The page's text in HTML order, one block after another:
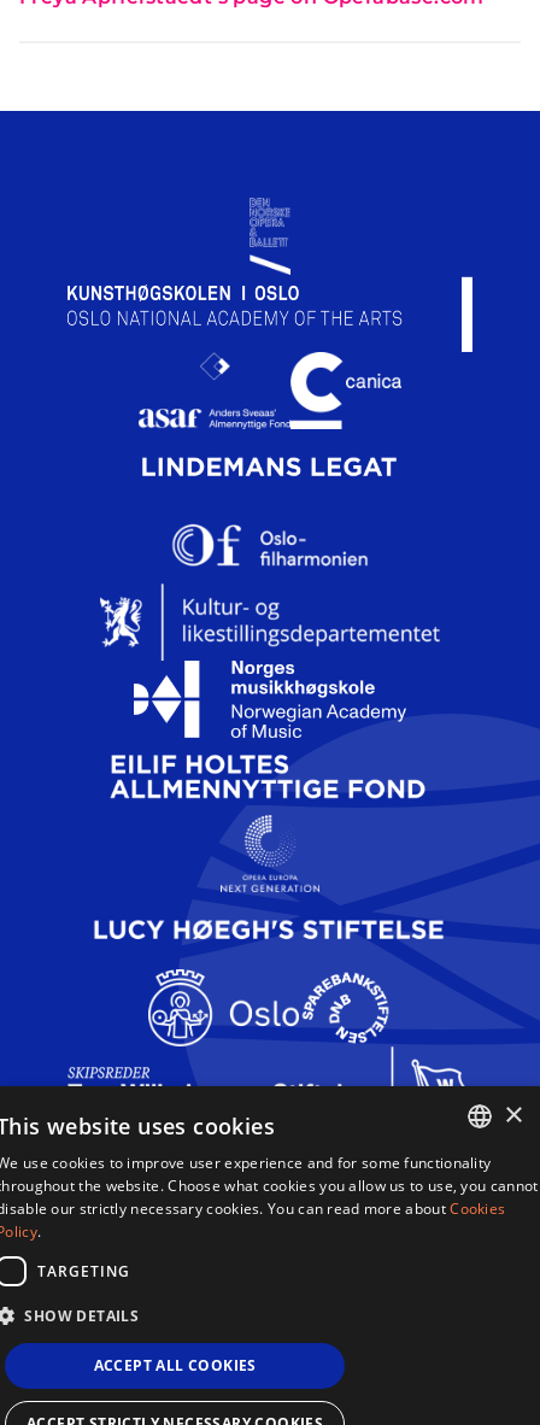
Dronning Sonja Sangkonkurranse
Haakon VIIs gate 2,
0161 Oslo,
Informasjonskapsler
Sitemap
Nettsted Av 2smallfeet
Dronning Sonja Sangkonkurranse ©2026
ENGLISH
×
website uses cookies
use cookies to improve user experience and for some functionality
the website. Choose what cookies you allow us to use, you cannot
our strictly necessary cookies. You can read more aboutCookies
.
TARGETING
SHOW DETAILS
ACCEPT ALL COOKIES